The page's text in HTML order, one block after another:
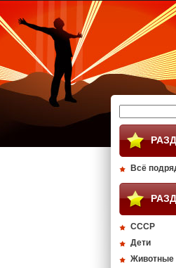
Всё
СССР
Дети
Животные